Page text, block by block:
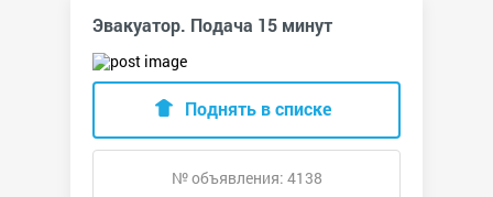
Эвакуатор. Подача 15 минут
Поднять в списке
№ объявления: 4138